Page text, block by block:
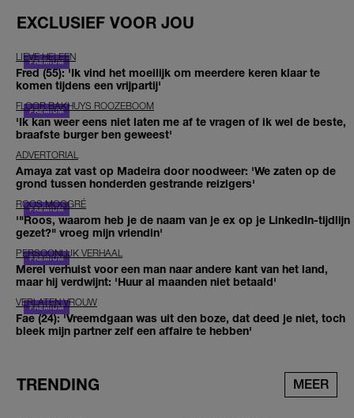
EXCLUSIEF VOOR JOU
LIEVE HELEEN
Fred (55): 'Ik vind het moeilijk om meerdere keren klaar te
komen tijdens een vrijpartij'
FLOOR BAKHUYS ROOZEBOOM
'Ik kan weer eens niet laten me af te vragen of ik wel de beste,
braafste burger ben geweest'
ADVERTORIAL
Amaya zat vast op Madeira door noodweer: 'We zaten op de
grond tussen honderden gestrande reizigers'
ROOS MOGGRÉ
'"Roos, waarom heb je de naam van je ex op je LinkedIn-tijdlijn
gezet?" vroeg mijn vriendin'
PERSOONLIJK VERHAAL
Merel verhuist voor een man naar andere kant van het land,
maar hij verdwijnt: 'Huur al maanden niet betaald'
VERLATEN VROUW
Fae (24): 'Vreemdgaan was uit den boze, dat deed je niet, toch
bleek mijn partner zelf een affaire te hebben'
TRENDING MEER